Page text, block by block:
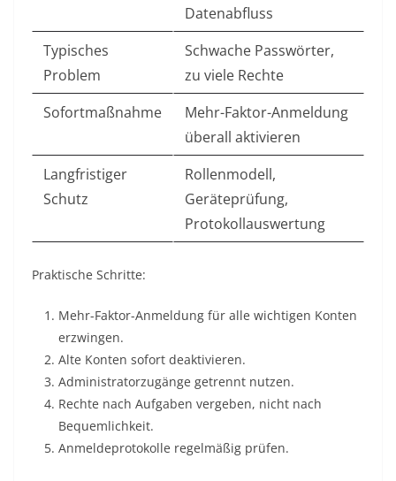
Datenabfluss
Typisches
Problem
Schwache Passwörter,
zu viele Rechte
Sofortmaßnahme
Mehr-Faktor-Anmeldung
überall aktivieren
Langfristiger
Schutz
Rollenmodell,
Geräteprüfung,
Protokollauswertung
Praktische Schritte:
Mehr-Faktor-Anmeldung für alle wichtigen Konten
erzwingen.
Alte Konten sofort deaktivieren.
Administratorzugänge getrennt nutzen.
Rechte nach Aufgaben vergeben, nicht nach
Bequemlichkeit.
Anmeldeprotokolle regelmäßig prüfen.